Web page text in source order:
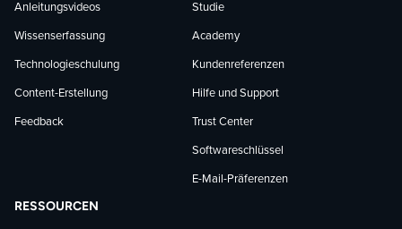
Anleitungsvideos
Wissenserfassung
Technologieschulung
Content-Erstellung
Feedback
Studie
Academy
Kundenreferenzen
Hilfe und Support
Trust Center
Softwareschlüssel
E-Mail-Präferenzen
RESSOURCEN